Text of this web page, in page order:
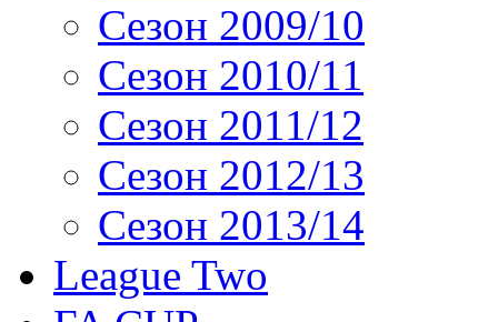
Сезон 2009/10
Сезон 2010/11
Сезон 2011/12
Сезон 2012/13
Сезон 2013/14
League Two